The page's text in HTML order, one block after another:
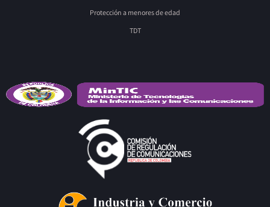
Protección a menores de edad
TDT